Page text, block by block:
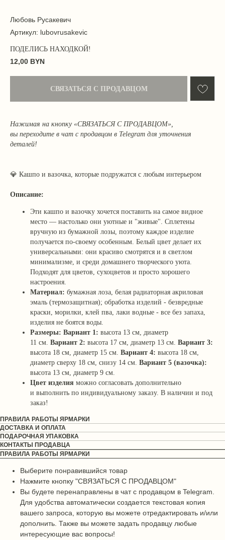
Любовь Русакевич
Артикул: lubovrusakevic
12,00 BYN
СВЯЗАТЬСЯ С ПРОДАВЦОМ
Нажимая на кнопку «СВЯЗАТЬСЯ С ПРОДАВЦОМ»,
вы переходите в чат с продавцом в Telegram для уточнения
деталей!
💎 Кашпо и вазочка, которые подружатся с любым интерьером
Описание:
Эти кашпо и вазочку хочется поставить на самое видное
место — настолько они уютные и "живые". Сплетены
вручную из бумажной лозы, поэтому каждое изделие
получается по-своему особенным. Белый цвет делает их
универсальными: они красиво смотрятся и в светлом
минимализме, и среди домашнего творческого уюта.
Подходят для цветов, сухоцветов и просто хорошего
настроения.
Материал: бумажная лоза, белая радиаторная акриловая
эмаль (термозащитная); обработка изделий - безвредные
краски, морилки, клей пва, лаки водные - все без запаха,
изделия не боятся воды.
Размеры: Вариант 1: высота 13 см, диаметр
11 см. Вариант 2: высота 17 см, диаметр 13 см. Вариант 3:
высота 18 см, диаметр 15 см. Вариант 4: высота 18 см,
диаметр сверху 18 см, снизу 14 см. Вариант 5 (вазочка):
высота 13 см, диаметр 9 см.
Цвет изделия можно согласовать дополнительно
и выполнить по индивидуальному заказу. В наличии и под
заказ!
ПРАВИЛА РАБОТЫ ЯРМАРКИ
ДОСТАВКА И ОПЛАТА
ПОДАРОЧНАЯ УПАКОВКА
КОНТАКТЫ ПРОДАВЦА
ПРАВИЛА РАБОТЫ ЯРМАРКИ
Выберите понравившийся товар
Нажмите кнопку "СВЯЗАТЬСЯ С ПРОДАВЦОМ"
Вы будете перенаправлены в чат с продавцом в Telegram.
Для удобства автоматически создается текстовая копия
вашего запроса, которую вы можете отредактировать и/или
дополнить. Также вы можете задать продавцу любые
интересующие вас вопросы!